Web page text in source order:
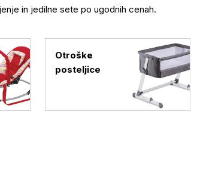
in jedilne sete po ugodnih cenah.
Otroške
posteljice